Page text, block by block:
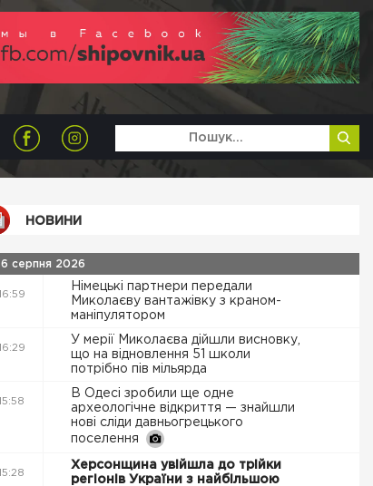
НОВИНИ
6 серпня 2026
16:59
Німецькі партнери передали
Миколаєву вантажівку з краном-
маніпулятором
16:29
У мерії Миколаєва дійшли висновку,
що на відновлення 51 школи
потрібно пів мільярда
15:58
В Одесі зробили ще одне
археологічне відкриття — знайшли
нові сліди давньогрецького
поселення
15:28
Херсонщина увійшла до трійки
регіонів України з найбільшою